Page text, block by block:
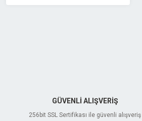
GÜVENLİ ALIŞVERİŞ
256bit SSL Sertifikası ile güvenli alışveriş